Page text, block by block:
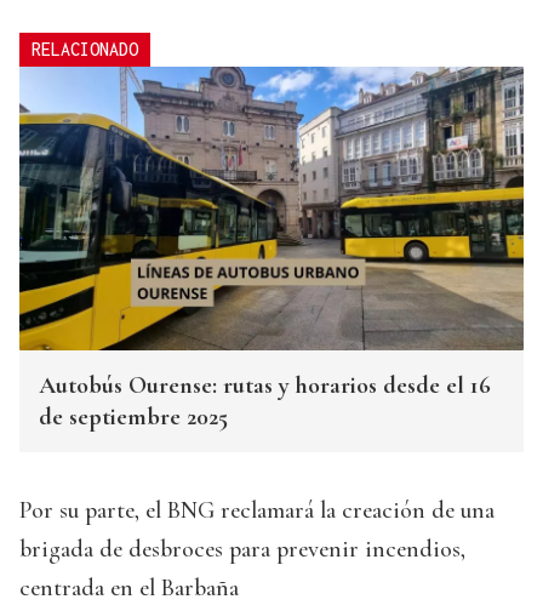
RELACIONADO
Autobús Ourense: rutas y horarios desde el 16
de septiembre 2025
Por su parte, el BNG reclamará la creación de una
brigada de desbroces para prevenir incendios,
centrada en el Barbaña